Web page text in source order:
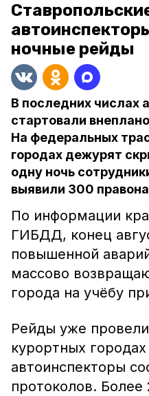
ночные рейды
В последних числах
стартовали
На федеральных
городах дежурят
одну ночь
выявили 300
По информации
ГИБДД, конец
повышенной
массово
города на учёбу
Рейды уже
курортных
автоинспекторы
протоколов. Более